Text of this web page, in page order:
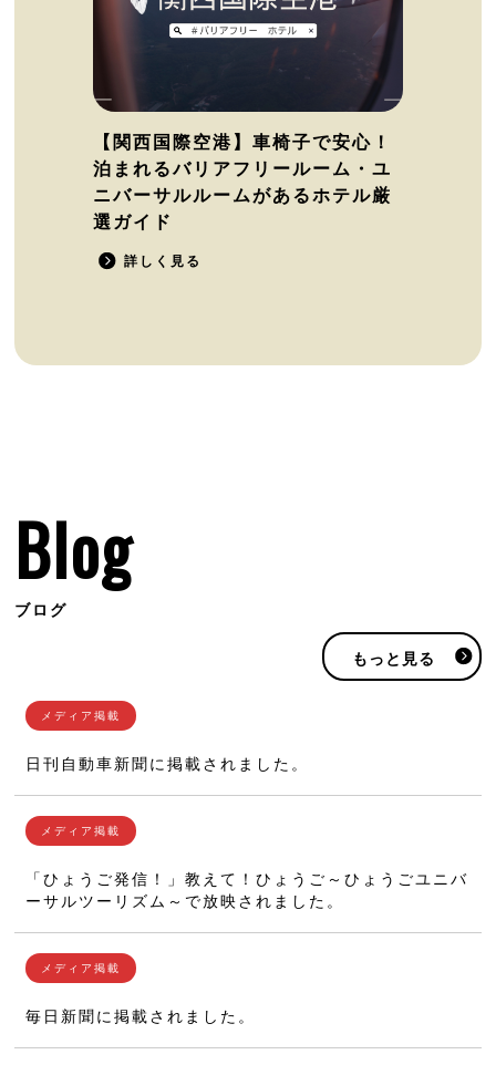
【関西国際空港】車椅子で安心！
泊まれるバリアフリールーム・ユ
ニバーサルルームがあるホテル厳
選ガイド
詳しく見る
Blog
ブログ
もっと見る
日刊自動車新聞に掲載されました。
「ひょうご発信！」教えて！ひょうご～ひょうごユニバ
ーサルツーリズム～で放映されました。
毎日新聞に掲載されました。